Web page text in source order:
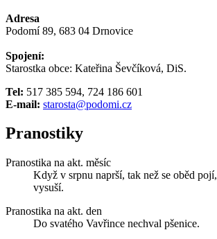
Adresa
Podomí 89, 683 04 Drnovice
Spojení:
Starostka obce: Kateřina Ševčíková, DiS.
Tel: 517 385 594, 724 186 601
E-mail: starosta@podomi.cz
Pranostiky
Pranostika na akt. měsíc
Když v srpnu naprší, tak než se oběd
vysuší.
Pranostika na akt. den
Do svatého Vavřince nechval pšenice.